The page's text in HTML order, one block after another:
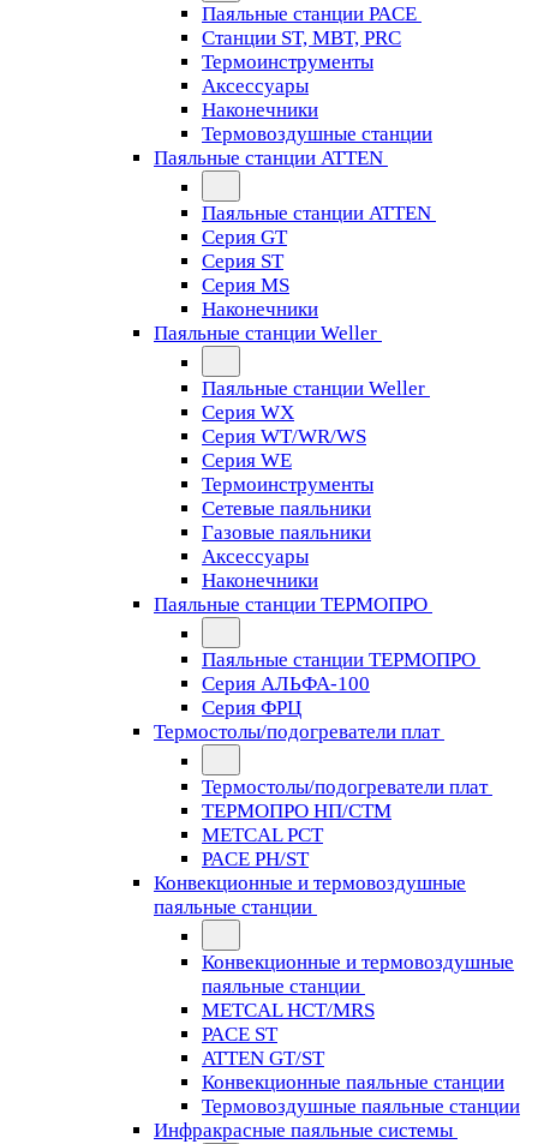
Паяльные станции PACE
Станции ST, MBT, PRC
Термоинструменты
Аксессуары
Наконечники
Термовоздушные станции
Паяльные станции ATTEN
Паяльные станции ATTEN
Серия GT
Серия ST
Серия MS
Наконечники
Паяльные станции Weller
Паяльные станции Weller
Серия WX
Серия WT/WR/WS
Серия WE
Термоинструменты
Сетевые паяльники
Газовые паяльники
Аксессуары
Наконечники
Паяльные станции ТЕРМОПРО
Паяльные станции ТЕРМОПРО
Серия АЛЬФА-100
Серия ФРЦ
Термостолы/подогреватели плат
Термостолы/подогреватели плат
ТЕРМОПРО НП/СТМ
METCAL PCT
PACE PH/ST
Конвекционные и термовоздушные
паяльные станции
Конвекционные и термовоздушные
паяльные станции
METCAL HCT/MRS
PACE ST
ATTEN GT/ST
Конвекционные паяльные станции
Термовоздушные паяльные станции
Инфракрасные паяльные системы